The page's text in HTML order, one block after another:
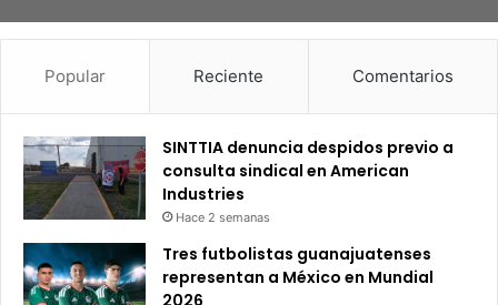
Popular Reciente Comentarios
SINTTIA denuncia despidos previo a
consulta sindical en American
Industries
Hace 2 semanas
Tres futbolistas guanajuatenses
representan a México en Mundial
2026